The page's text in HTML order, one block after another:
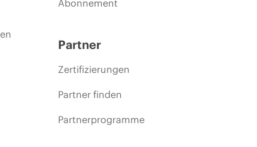
Abonnement
Partner
Zertifizierungen
Partner finden
Partnerprogramme